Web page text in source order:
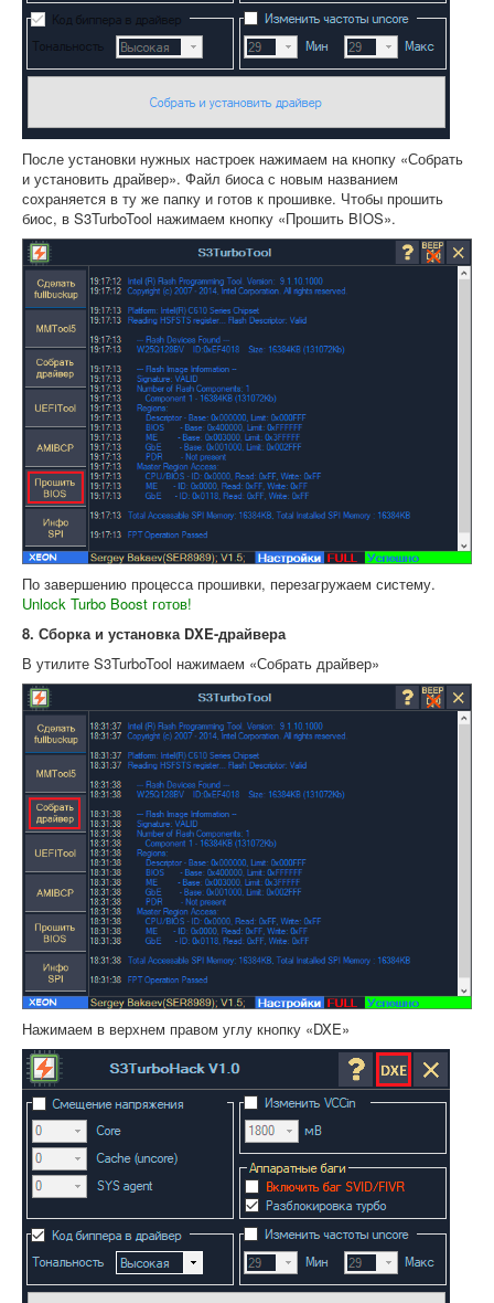
После установки нужных настроек нажимаем на кнопку «Собрать
и установить драйвер». Файл биоса с новым названием
сохраняется в ту же папку и готов к прошивке. Чтобы прошить
биос, в S3TurboTool нажимаем кнопку «Прошить BIOS».
По завершению процесса прошивки, перезагружаем систему.
Unlock Turbo Boost готов!
8. Сборка и установка DXE-драйвера
В утилите S3TurboTool нажимаем «Собрать драйвер»
Нажимаем в верхнем правом углу кнопку «DXE»